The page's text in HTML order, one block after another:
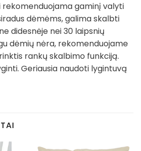
rekomenduojama gaminį valyti
dėmėms, galima skalbti
didesnėje nei 30 laipsnių
dėmių nėra, rekomenduojame
rankų skalbimo funkciją.
Geriausia naudoti lygintuvą